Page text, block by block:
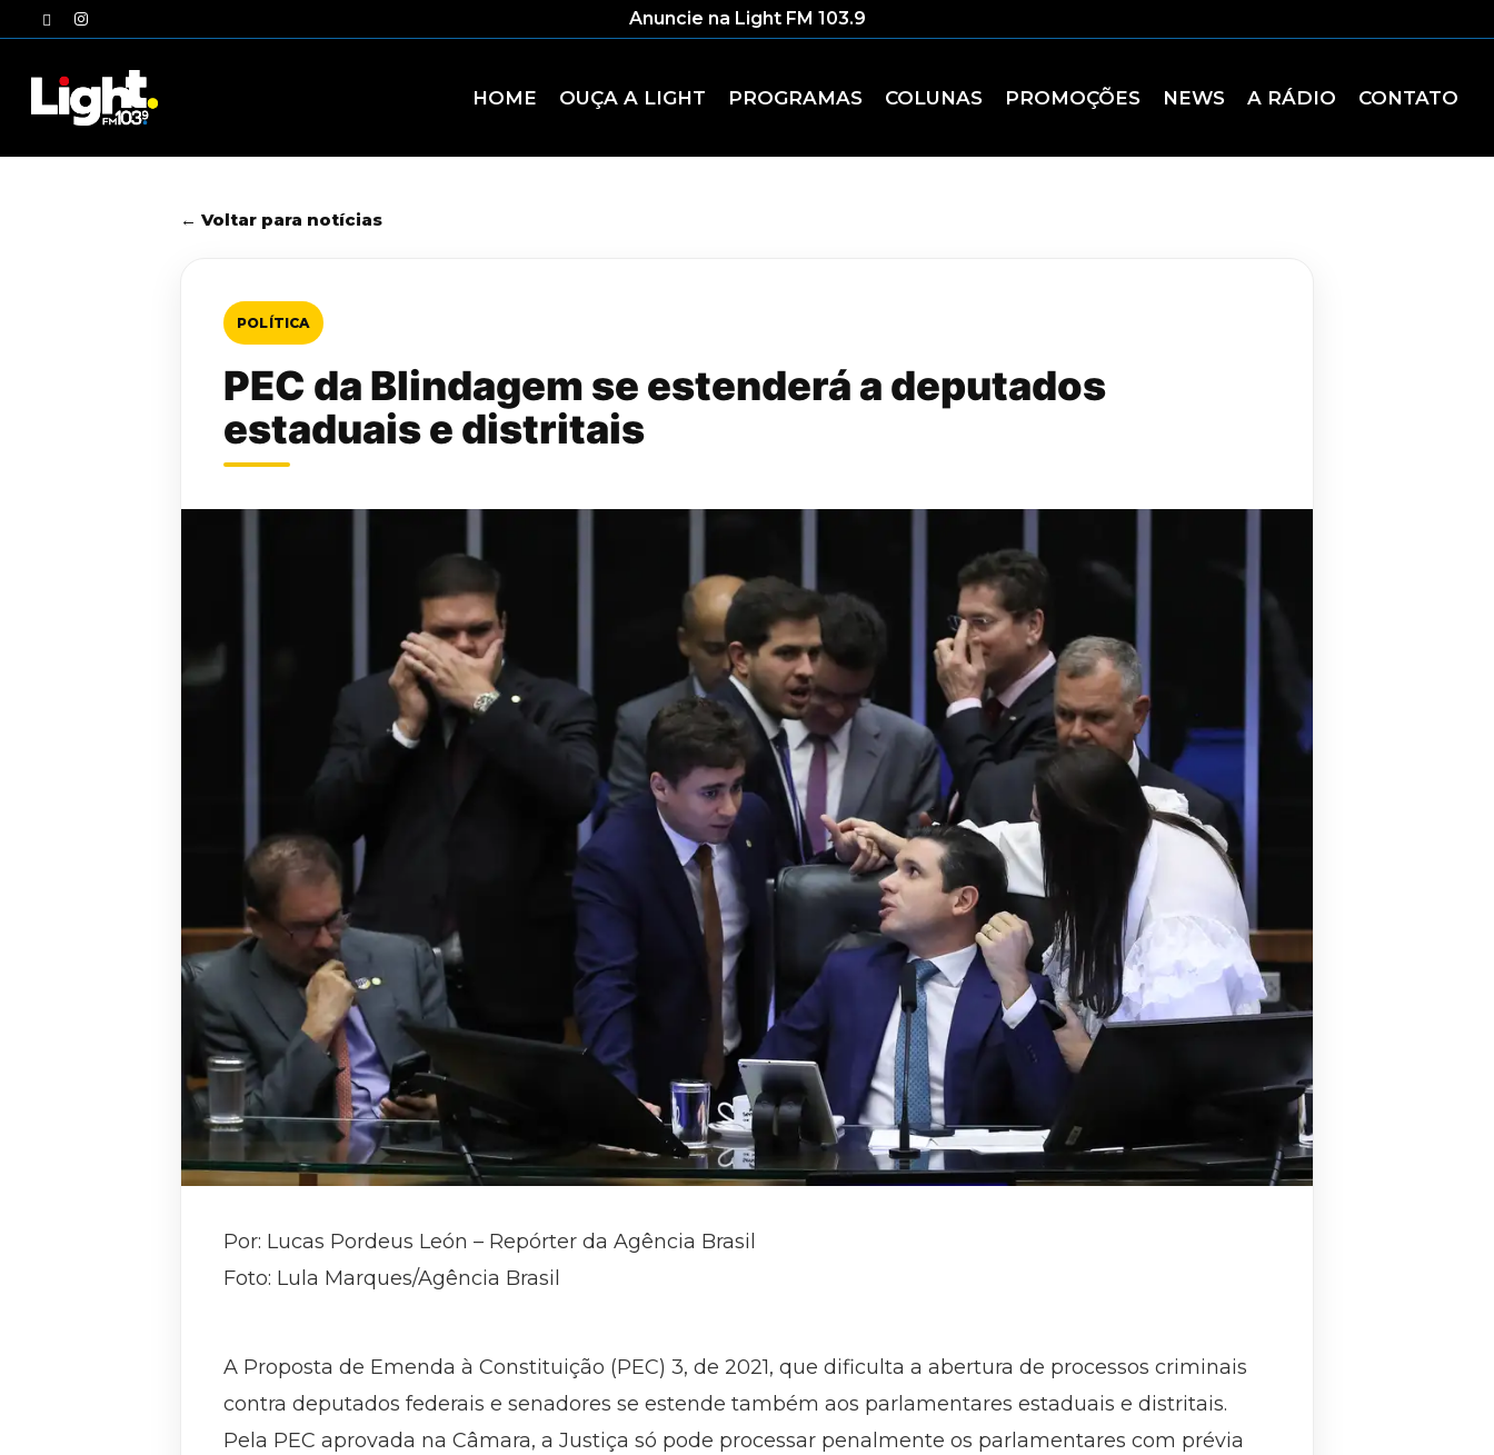
to
twitterinstagram Anuncie na Light FM 103.9
HOME OUÇA A LIGHT PROGRAMAS COLUNAS PROMOÇÕES NEWS A RÁDIO CONTATO
← Voltar para notícias
POLÍTICA
PEC da Blindagem se estenderá a deputados
estaduais e distritais
Por: Lucas Pordeus León – Repórter da Agência Brasil
Foto: Lula Marques/Agência Brasil
A Proposta de Emenda à Constituição (PEC) 3, de 2021, que dificulta a abertura de processos criminais
contra deputados federais e senadores se estende também aos parlamentares estaduais e distritais.
Pela PEC aprovada na Câmara, a Justiça só pode processar penalmente os parlamentares com prévia